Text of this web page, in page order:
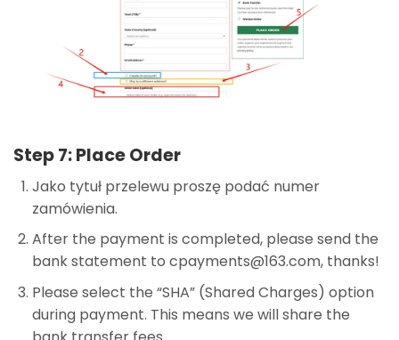
Step 7: Place Order
Jako tytuł przelewu proszę podać numer
zamówienia.
After the payment is completed, please send the
bank statement to cpayments@163.com, thanks!
Please select the “SHA” (Shared Charges) option
during payment. This means we will share the